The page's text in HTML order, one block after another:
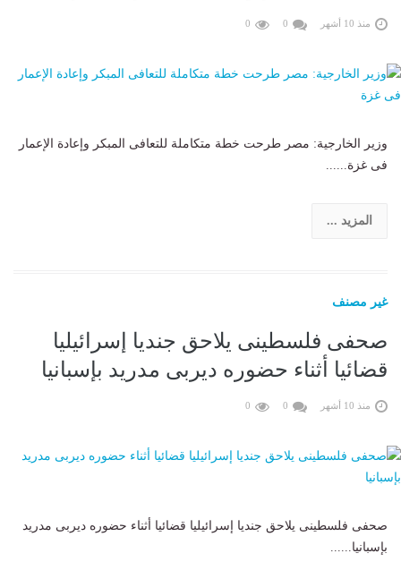
منذ 10 أشهر 0
0
وزير الخارجية: مصر طرحت خطة متكاملة للتعافى المبكر وإعادة الإعمار
فى غزة......
المزيد ...
غير مصنف
صحفى فلسطينى يلاحق جنديا إسرائيليا
قضائيا أثناء حضوره ديربى مدريد بإسبانيا
منذ 10 أشهر 0
0
صحفى فلسطينى يلاحق جنديا إسرائيليا قضائيا أثناء حضوره ديربى مدريد
بإسبانيا......